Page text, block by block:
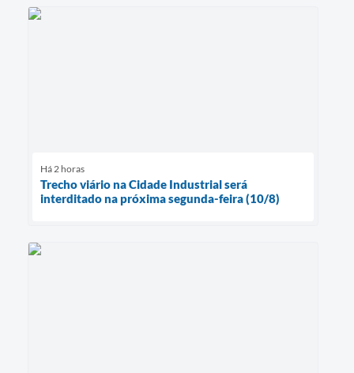
Há 2 horas
Trecho viário na Cidade Industrial será
interditado na próxima segunda-feira (10/8)